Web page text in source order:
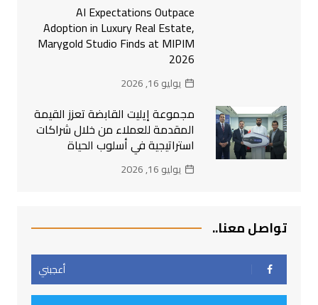
AI Expectations Outpace
Adoption in Luxury Real Estate,
Marygold Studio Finds at MIPIM
2026
يوليو 16, 2026
مجموعة إيليت القابضة تعزز القيمة
المقدمة للعملاء من خلال شراكات
استراتيجية في أسلوب الحياة
يوليو 16, 2026
تواصل معنا..
أعجبني